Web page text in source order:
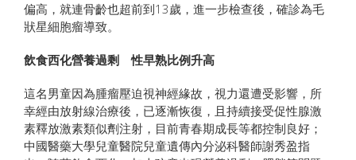
偏高，就連骨齡也超前到13歲，進一步檢查後，確診為毛
狀星細胞瘤導致。
飲食西化營養過剩 性早熟比例升高
這名男童因為腫瘤壓迫視神經緣故，視力還遭受影響，所
幸經由放射線治療後，已逐漸恢復，且持續接受促性腺激
素釋放激素類似劑注射，目前青春期成長等都控制良好；
中國醫藥大學兒童醫院兒童遺傳內分泌科醫師謝秀盈指